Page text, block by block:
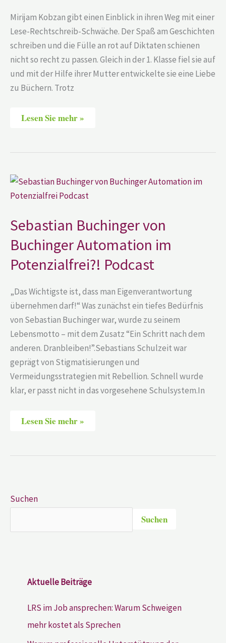
Mirijam Kobzan gibt einen Einblick in ihren Weg mit einer
Lese-Rechtschreib-Schwäche. Der Spaß am Geschichten
schreiben und die Fülle an rot auf Diktaten schienen
nicht so recht zu passen. Gleich in der 1. Klasse fiel sie auf
und mit der Hilfe ihrer Mutter entwickelte sie eine Liebe
zu Büchern. Trotz
Lesen Sie mehr »
Sebastian Buchinger von
Buchinger Automation im
Potenzialfrei?! Podcast
„Das Wichtigste ist, dass man Eigenverantwortung
übernehmen darf!“ Was zunächst ein tiefes Bedürfnis
von Sebastian Buchinger war, wurde zu seinem
Lebensmotto – mit dem Zusatz “Ein Schritt nach dem
anderen. Dranbleiben!”.Sebastians Schulzeit war
geprägt von Stigmatisierungen und
Vermeidungsstrategien mit Rebellion. Schnell wurde
klar, er passt nicht in das vorgesehene Schulsystem.In
Sebastian
Buchinger
von
im
Potenzialfrei?!
Podcast
Lesen Sie mehr »
Suchen
Suchen
Aktuelle Beiträge
LRS im Job ansprechen: Warum Schweigen
mehr kostet als Sprechen